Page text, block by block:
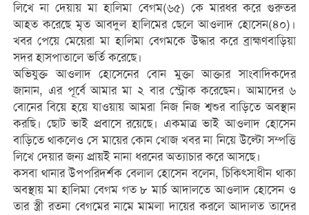
লিখে না দেয়ায় মা হালিমা বেগম(৬৫) কে মারধর করে গুরুতর
আহত করেছে মৃত আবদুল হালিমের ছেলে আওলাদ হোসেন(৪০)।
খবর পেয়ে মেয়েরা মা হালিমা বেগমকে উদ্ধার করে ব্রাহ্মণবাড়িয়া
সদর হাসপাতালে ভর্তি করেছে।
অভিযুক্ত আওলাদ হোসেনের বোন মুক্তা আক্তার সাংবাদিকদের
জানান, এর পূর্বে আমার মা ২ বার স্ট্রোক করেছেন। আমাদের ৬
বোনের বিয়ে হয়ে যাওয়ায় আমরা নিজ নিজ শ্বশুর বাড়িতে অবস্থান
করছি। ছোট ভাই প্রবাসে রয়েছে। একমাত্র ভাই আওলাদ হোসেন
বাড়িতে থাকলেও সে মায়ের কোন খোজ খবর না নিয়ে উল্টো সম্পত্তি
লিখে দেয়ার জন্য প্রায়ই নানা ধরনের অত্যাচার করে আসছে।
কসবা থানার উপপরিদর্শক বেলাল হোসেন বলেন, চিকিৎসাধীন থাকা
অবস্থায় মা হালিমা বেগম গত ৮ মার্চ আদালতে আওলাদ হোসেন ও
তার স্ত্রী রতনা বেগমের নামে মামলা দায়ের করলে আদালত তাদের